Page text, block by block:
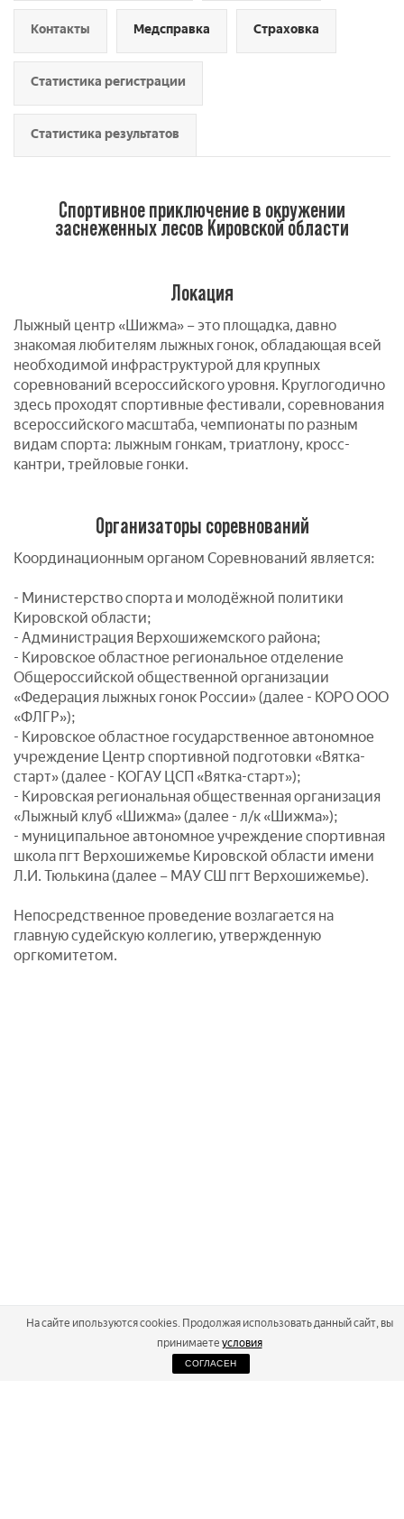
Контакты Медсправка Страховка
Статистика регистрации
Статистика результатов
Спортивное приключение в окружении
заснеженных лесов Кировской области
Локация
Лыжный центр «Шижма» – это площадка, давно
знакомая любителям лыжных гонок, обладающая всей
необходимой инфраструктурой для крупных
соревнований всероссийского уровня. Круглогодично
здесь проходят спортивные фестивали, соревнования
всероссийского масштаба, чемпионаты по разным
видам спорта: лыжным гонкам, триатлону, кросс-
кантри, трейловые гонки.
Организаторы соревнований
Координационным органом Соревнований является:
- Министерство спорта и молодёжной политики
Кировской области;
- Администрация Верхошижемского района;
- Кировское областное региональное отделение
Общероссийской общественной организации
«Федерация лыжных гонок России» (далее - КОРО ООО
«ФЛГР»);
- Кировское областное государственное автономное
учреждение Центр спортивной подготовки «Вятка-
старт» (далее - КОГАУ ЦСП «Вятка-старт»);
- Кировская региональная общественная организация
«Лыжный клуб «Шижма» (далее - л/к «Шижма»);
- муниципальное автономное учреждение спортивная
школа пгт Верхошижемье Кировской области имени
Л.И. Тюлькина (далее – МАУ СШ пгт Верхошижемье).
Непосредственное проведение возлагается на
главную судейскую коллегию, утвержденную
оргкомитетом.
2026
На сайте ипользуются cookies. Продолжая использовать данный сайт, вы
принимаете условия
СОГЛАСЕН